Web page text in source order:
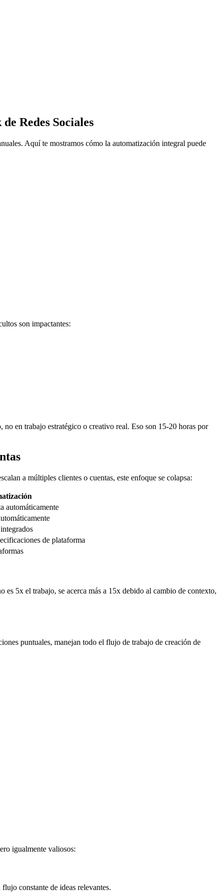
Redes Sociales
Aquí te mostramos cómo la automatización integral puede
son impactantes:
no en trabajo estratégico o creativo real. Eso son 15-20 horas por
a múltiples clientes o cuentas, este enfoque se colapsa:
automáticamente
de plataforma
5x el trabajo, se acerca más a 15x debido al cambio de contexto,
puntuales, manejan todo el flujo de trabajo de creación de
igualmente valiosos:
constante de ideas relevantes.